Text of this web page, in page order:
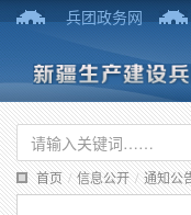
兵团政务网
首页 / 信息公开 / 通知公